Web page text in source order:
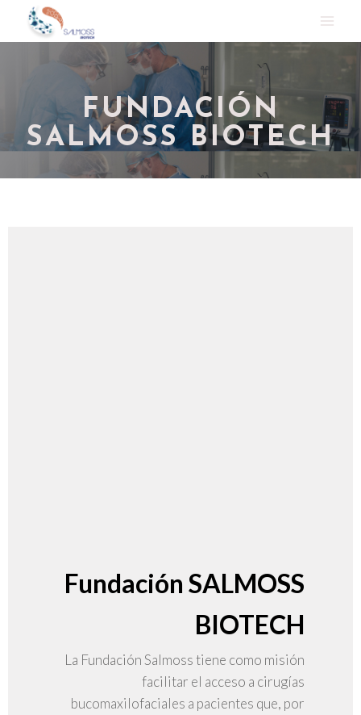
FUNDACIÓN
SALMOSS BIOTECH
Fundación SALMOSS
BIOTECH
La Fundación Salmoss tiene como misión
facilitar el acceso a cirugías
bucomaxilofaciales a pacientes que, por